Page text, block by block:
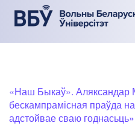
«Наш Быкаў». Аляксандар
бескампрамісная праўда
адстойвае сваю годнасьць»